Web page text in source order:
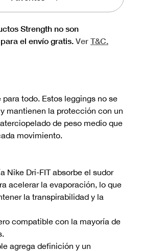
Strength no son
el envío gratis. Ver T&C.
para todo. Estos leggings no se
mantienen la protección con un
de peso medio que
movimiento.
Nike Dri-FIT absorbe el sudor
acelerar la evaporación, lo que
la transpirabilidad y la
compatible con la mayoría de
agrega definición y un